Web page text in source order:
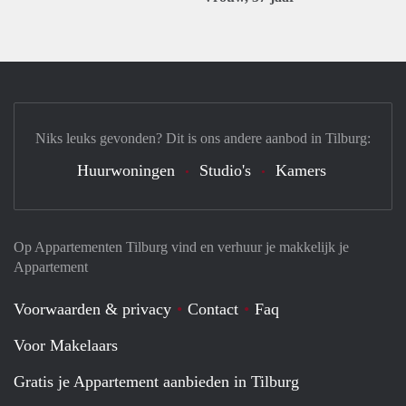
Op Appartementen Tilburg vind en verhuur je makkelijk je
Appartement
Voorwaarden & privacy Contact
Faq
Voor Makelaars
Gratis je Appartement aanbieden in Tilburg
Niks leuks gevonden? Dit is ons andere aanbod in Tilburg:
Huurwoningen Studio's Kamers